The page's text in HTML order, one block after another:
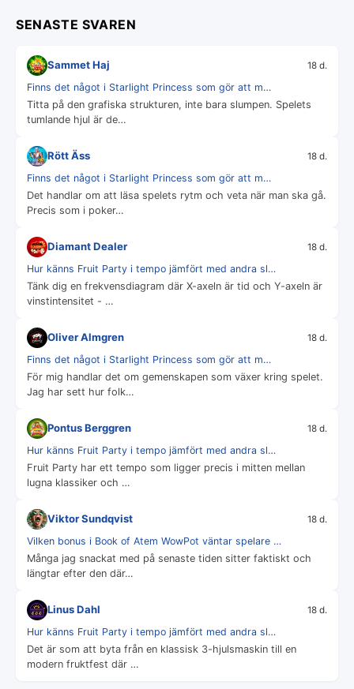
SENASTE SVAREN
Sammet Haj 18 d.
Finns det något i Starlight Princess som gör att m…
Titta på den grafiska strukturen, inte bara slumpen. Spelets
tumlande hjul är de…
Rött Äss 18 d.
Finns det något i Starlight Princess som gör att m…
Det handlar om att läsa spelets rytm och veta när man ska gå.
Precis som i poker…
Diamant Dealer 18 d.
Hur känns Fruit Party i tempo jämfört med andra sl…
Tänk dig en frekvensdiagram där X-axeln är tid och Y-axeln är
vinstintensitet - …
Oliver Almgren 18 d.
Finns det något i Starlight Princess som gör att m…
För mig handlar det om gemenskapen som växer kring spelet.
Jag har sett hur folk…
Pontus Berggren 18 d.
Hur känns Fruit Party i tempo jämfört med andra sl…
Fruit Party har ett tempo som ligger precis i mitten mellan
lugna klassiker och …
Viktor Sundqvist 18 d.
Vilken bonus i Book of Atem WowPot väntar spelare …
Många jag snackat med på senaste tiden sitter faktiskt och
längtar efter den där…
Linus Dahl 18 d.
Hur känns Fruit Party i tempo jämfört med andra sl…
Det är som att byta från en klassisk 3-hjulsmaskin till en
modern fruktfest där …